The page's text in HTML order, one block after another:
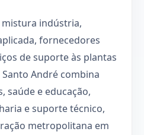
indústria,
fornecedores
de suporte às plantas
André combina
saúde e educação,
e suporte técnico,
metropolitana em